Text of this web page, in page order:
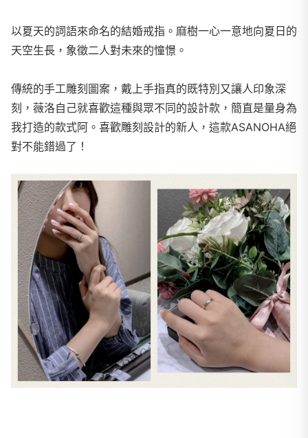
以夏天的詞語來命名的結婚戒指。麻樹一心一意地向夏日的
天空生長，象徵二人對未來的憧憬。
傳統的手工雕刻圖案，戴上手指真的既特別又讓人印象深
刻，薇洛自己就喜歡這種與眾不同的設計款，簡直是量身為
我打造的款式阿。喜歡雕刻設計的新人，這款ASANOHA絕
對不能錯過了！